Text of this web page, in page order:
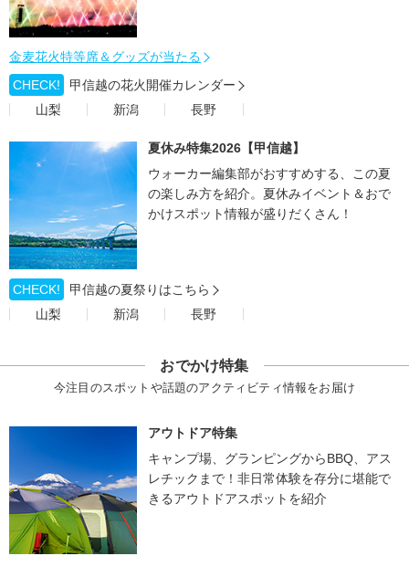
金麦花火特等席＆グッズが当たる
CHECK!
甲信越の花火開催カレンダー
山梨
新潟 長野
夏休み特集2026【甲信越】
ウォーカー編集部がおすすめする、この夏
の楽しみ方を紹介。夏休みイベント＆おで
かけスポット情報が盛りだくさん！
CHECK!
甲信越の夏祭りはこちら
山梨
新潟 長野
おでかけ特集
今注目のスポットや話題のアクティビティ情報をお届け
アウトドア特集
キャンプ場、グランピングからBBQ、アス
レチックまで！非日常体験を存分に堪能で
きるアウトドアスポットを紹介